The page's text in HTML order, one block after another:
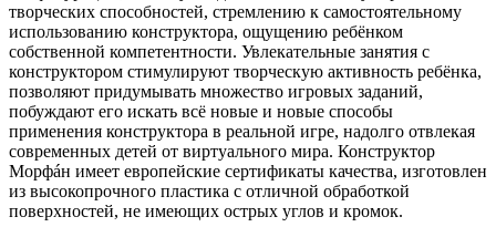
творческих способностей, стремлению к самостоятельному
использованию конструктора, ощущению ребёнком
собственной компетентности. Увлекательные занятия с
конструктором стимулируют творческую активность ребёнка,
позволяют придумывать множество игровых заданий,
побуждают его искать всё новые и новые способы
применения конструктора в реальной игре, надолго отвлекая
современных детей от виртуального мира. Конструктор
Морфáн имеет европейские сертификаты качества, изготовлен
из высокопрочного пластика с отличной обработкой
поверхностей, не имеющих острых углов и кромок.